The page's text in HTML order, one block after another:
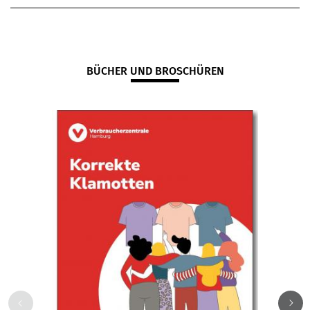
BÜCHER UND BROSCHÜREN